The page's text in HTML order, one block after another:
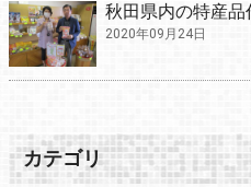
秋田県内の特産
2020年09月24日
カテゴリ